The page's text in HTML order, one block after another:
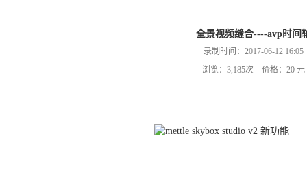
全景视频缝合----avp时间
录制时间：2017-06-12 16:05
浏览：3,185次 价格：20 元